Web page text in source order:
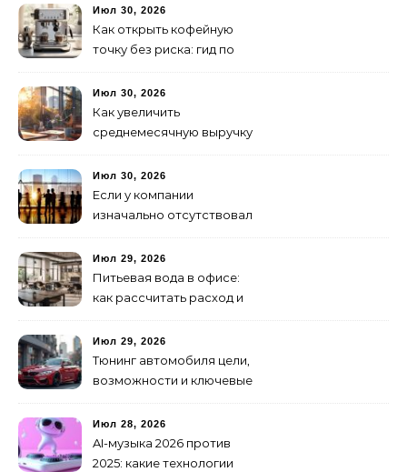
друзьями
Июл 30, 2026
Как открыть кофейную
точку без риска: гид по
Июл 30, 2026
Как увеличить
среднемесячную выручку
лишних затрат
Июл 30, 2026
Если у компании
изначально отсутствовал
как не утонуть в хаосе
Июл 29, 2026
Питьевая вода в офисе:
как рассчитать расход и
Июл 29, 2026
Тюнинг автомобиля цели,
возможности и ключевые
транспортных средств
Июл 28, 2026
AI-музыка 2026 против
2025: какие технологии